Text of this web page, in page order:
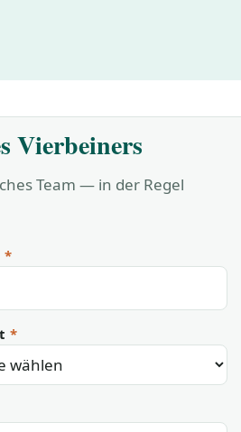
Vierbeiners
Team — in der Regel
*
*